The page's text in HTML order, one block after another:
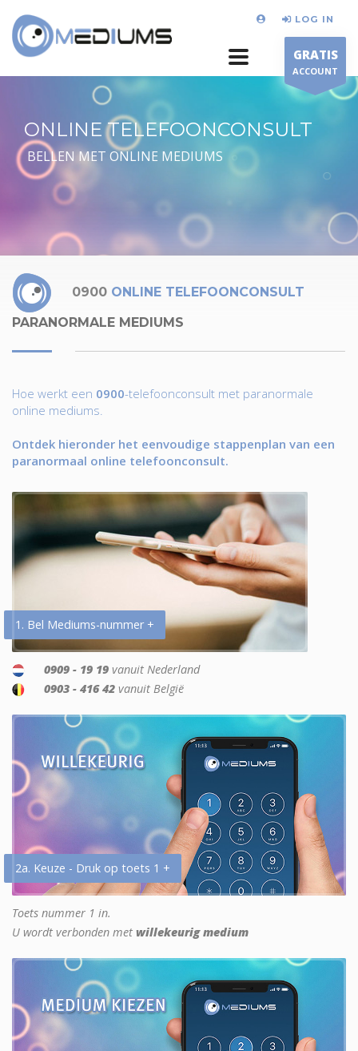
LOG IN
GRATIS
ACCOUNT
ONLINE TELEFOONCONSULT
BELLEN MET ONLINE MEDIUMS
0900 ONLINE TELEFOONCONSULT
PARANORMALE MEDIUMS
Hoe werkt een 0900-telefoonconsult met paranormale
online mediums.
Ontdek hieronder het eenvoudige stappenplan van een
paranormaal online telefoonconsult.
1. Bel Mediums-nummer +
0909 - 19 19 vanuit Nederland
0903 - 416 42 vanuit België
2a. Keuze - Druk op toets 1 +
Toets nummer 1 in.
U wordt verbonden met willekeurig medium